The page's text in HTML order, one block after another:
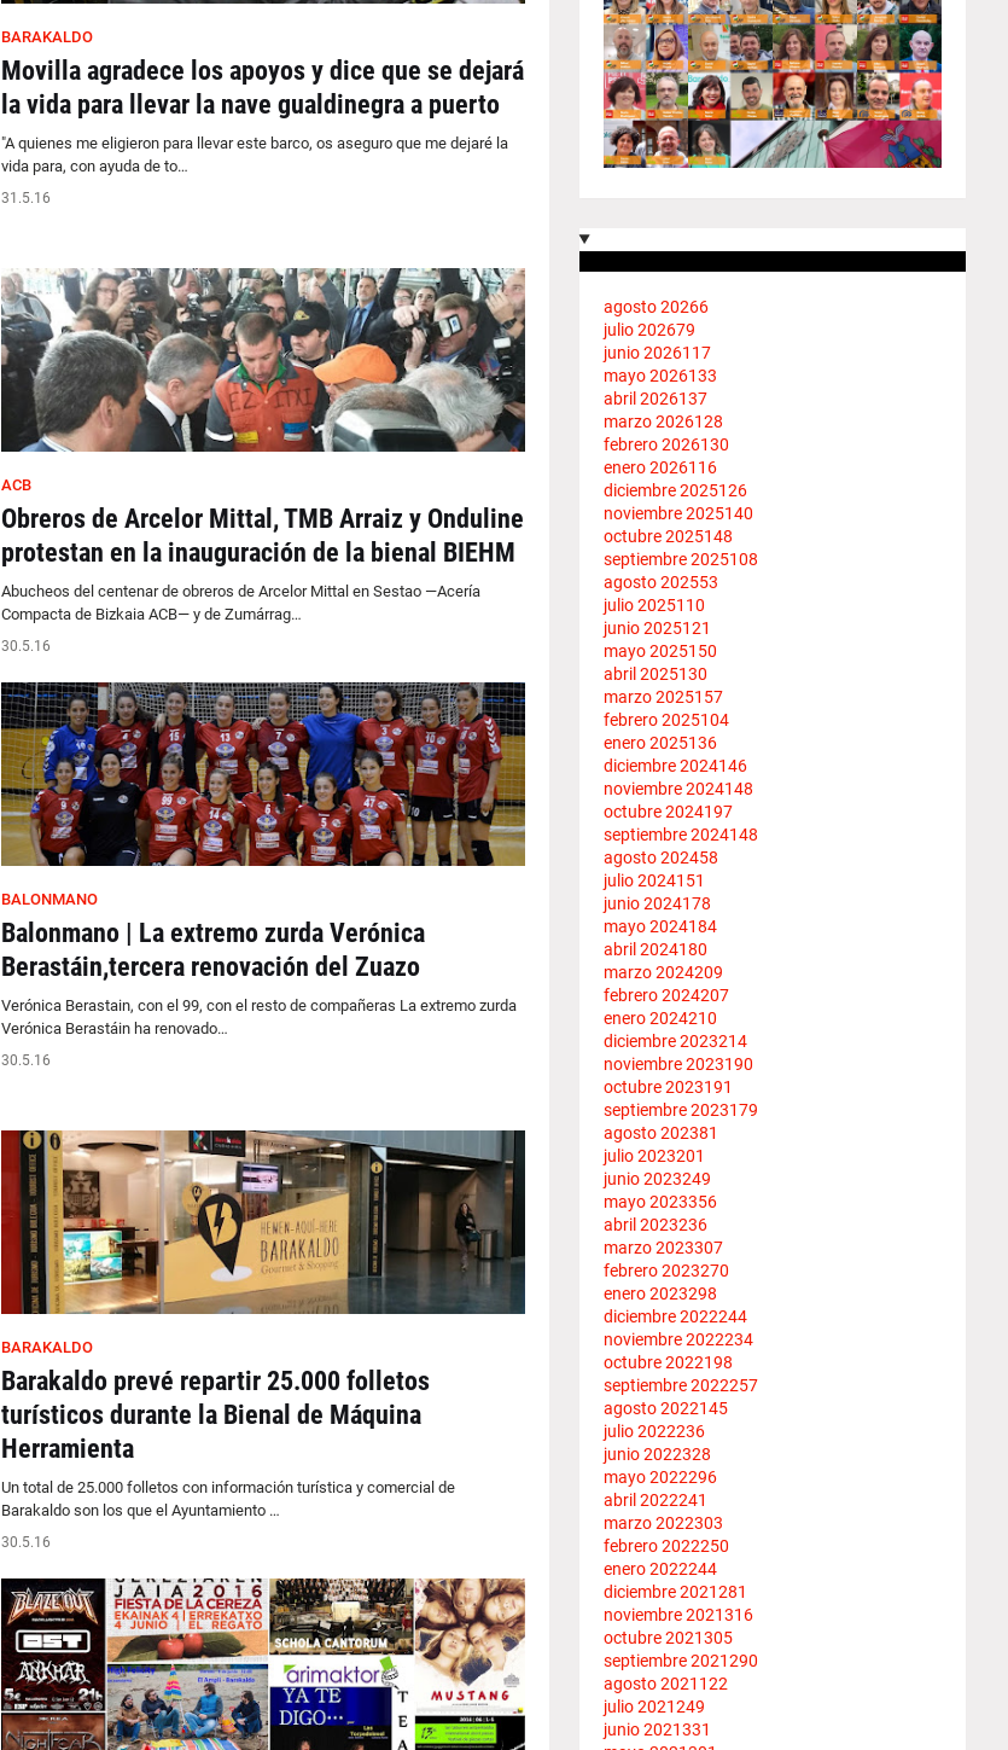
BARAKALDO
Movilla agradece los apoyos y dice que se dejará
la vida para llevar la nave gualdinegra a puerto
"A quienes me eligieron para llevar este barco, os aseguro que me dejaré la
vida para, con ayuda de to…
31.5.16
ACB
Obreros de Arcelor Mittal, TMB Arraiz y Onduline
protestan en la inauguración de la bienal BIEHM
Abucheos del centenar de obreros de Arcelor Mittal en Sestao —Acería
Compacta de Bizkaia ACB— y de Zumárrag…
30.5.16
BALONMANO
Balonmano | La extremo zurda Verónica
Berastáin,tercera renovación del Zuazo
Verónica Berastain, con el 99, con el resto de compañeras La extremo zurda
Verónica Berastáin ha renovado…
30.5.16
BARAKALDO
Barakaldo prevé repartir 25.000 folletos
turísticos durante la Bienal de Máquina
Herramienta
Un total de 25.000 folletos con información turística y comercial de
Barakaldo son los que el Ayuntamiento …
30.5.16
agosto 20266
julio 202679
junio 2026117
mayo 2026133
abril 2026137
marzo 2026128
febrero 2026130
enero 2026116
diciembre 2025126
noviembre 2025140
octubre 2025148
septiembre 2025108
agosto 202553
julio 2025110
junio 2025121
mayo 2025150
abril 2025130
marzo 2025157
febrero 2025104
enero 2025136
diciembre 2024146
noviembre 2024148
octubre 2024197
septiembre 2024148
agosto 202458
julio 2024151
junio 2024178
mayo 2024184
abril 2024180
marzo 2024209
febrero 2024207
enero 2024210
diciembre 2023214
noviembre 2023190
octubre 2023191
septiembre 2023179
agosto 202381
julio 2023201
junio 2023249
mayo 2023356
abril 2023236
marzo 2023307
febrero 2023270
enero 2023298
diciembre 2022244
noviembre 2022234
octubre 2022198
septiembre 2022257
agosto 2022145
julio 2022236
junio 2022328
mayo 2022296
abril 2022241
marzo 2022303
febrero 2022250
enero 2022244
diciembre 2021281
noviembre 2021316
octubre 2021305
septiembre 2021290
agosto 2021 122
julio 2021249
junio 2021331